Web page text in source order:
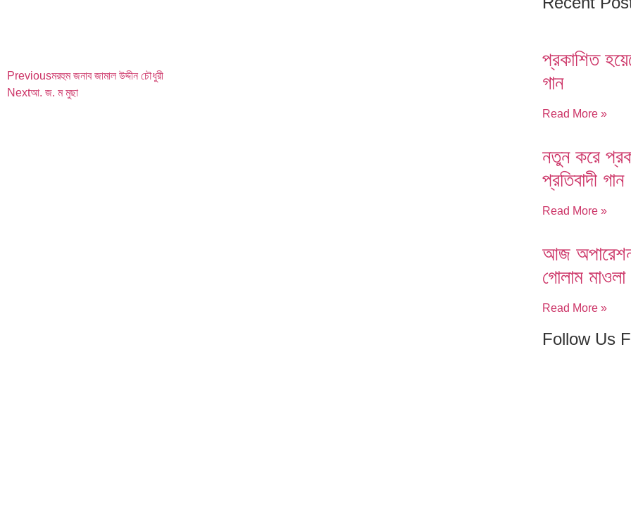
Previousমরহুম জনাব জামাল উদ্দীন চৌধুরী
Nextআ. জ. ম মুছা
প্রকাশিত
গান
Read More »
নতুন করে
প্রতিবাদী গান
Read More »
আজ
গোলাম মাওলা
Read More »
Follow Us